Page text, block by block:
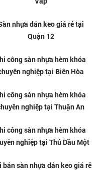
chuyên nghiệp tại Quận 2